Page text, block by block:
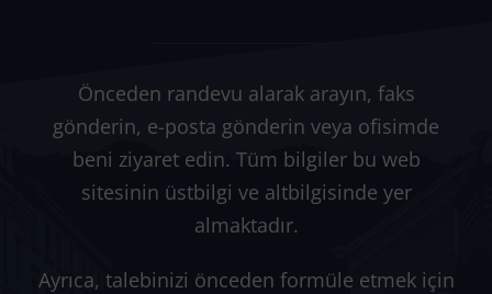
Önceden randevu alarak arayın, faks
gönderin, e-posta gönderin veya ofisimde
beni ziyaret edin. Tüm bilgiler bu web
sitesinin üstbilgi ve altbilgisinde yer
almaktadır.
Ayrıca, talebinizi önceden formüle etmek için